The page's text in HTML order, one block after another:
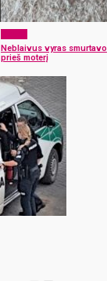
Neblaivus vyras smurtavo
prieš moterį